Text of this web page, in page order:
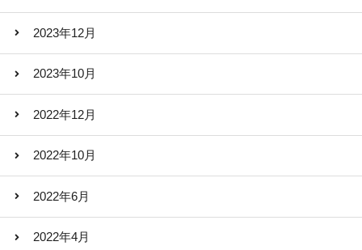
2023年12月
2023年10月
2022年12月
2022年10月
2022年6月
2022年4月